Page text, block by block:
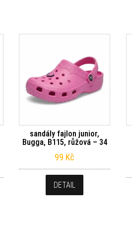
sandály fajlon junior,
Bugga, B115, růžová – 34
99 Kč
DETAIL